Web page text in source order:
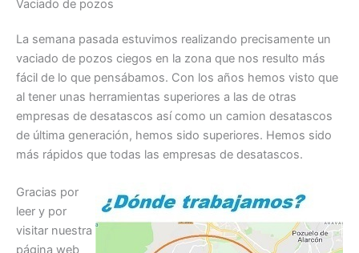
Vaciado de pozos
La semana pasada estuvimos realizando precisamente un
vaciado de pozos ciegos en la zona que nos resulto más
fácil de lo que pensábamos. Con los años hemos visto que
al tener unas herramientas superiores a las de otras
empresas de desatascos así como un camion desatascos
de última generación, hemos sido superiores. Hemos sido
más rápidos que todas las empresas de desatascos.
Gracias por
leer y por
visitar nuestra